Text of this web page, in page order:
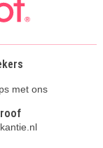
met ons